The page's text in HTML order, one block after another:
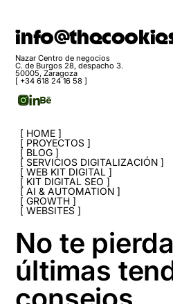
No te
últimas
Nazar Centro de negocios
C. de Burgos 28, despacho 3.
50005, Zaragoza
[ +34 618 24 16 58 ]
HOME
PROYECTOS
BLOG
SERVICIOS DIGITALIZACIÓN
WEB KIT DIGITAL
KIT DIGITAL SEO
AI & AUTOMATION
GROWTH
WEBSITES